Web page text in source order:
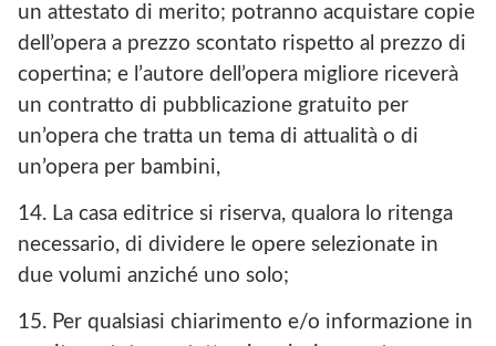
un attestato di merito; potranno acquistare copie
dell’opera a prezzo scontato rispetto al prezzo di
copertina; e l’autore dell’opera migliore riceverà
un contratto di pubblicazione gratuito per
un’opera che tratta un tema di attualità o di
un’opera per bambini,
14. La casa editrice si riserva, qualora lo ritenga
necessario, di dividere le opere selezionate in
due volumi anziché uno solo;
15. Per qualsiasi chiarimento e/o informazione in